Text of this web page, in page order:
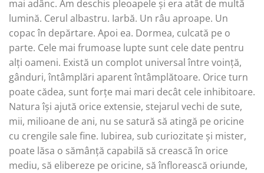
mai adânc. Am deschis pleoapele și era atât de multă
lumină. Cerul albastru. Iarbă. Un râu aproape. Un
copac în depărtare. Apoi ea. Dormea, culcată pe o
parte. Cele mai frumoase lupte sunt cele date pentru
alți oameni. Există un complot universal între voință,
gânduri, întâmplări aparent întâmplătoare. Orice turn
poate cădea, sunt forțe mai mari decât cele inhibitoare.
Natura își ajută orice extensie, stejarul vechi de sute,
mii, milioane de ani, nu se satură să atingă pe oricine
cu crengile sale fine. Iubirea, sub curiozitate și mister,
poate lăsa o sămânță capabilă să crească în orice
mediu, să elibereze pe oricine, să înflorească oriunde,